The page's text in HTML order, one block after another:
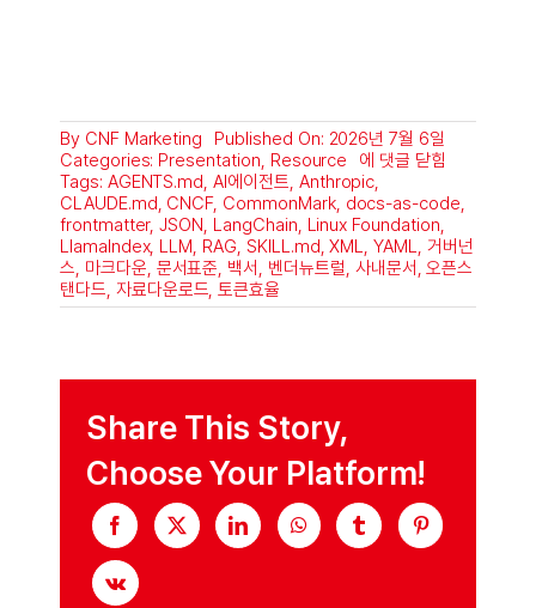
By CNF Marketing
Published On: 2026년 7월 6일
Categories: Presentation, Resource
AI
에
이
전
트
가
크
으
는
이
유
—
에 댓글 닫힘
Tags: AGENTS.md,AI에이전트, Anthropic,
CLAUDE.md, CNCF, CommonMark, docs-as-code,
frontmatter,JSON, LangChain, Linux Foundation,
LlamaIndex, LLM, RAG, SKILL.md,XML,YAML, 거버넌
스, 마크다운, 문서표준, 백서, 벤더뉴트럴, 사내문서,오픈스
탠다드, 자료다운로드,토큰효율
Share This Story,
Choose Your Platform!